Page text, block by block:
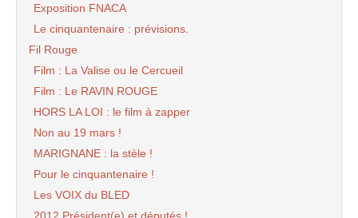
Exposition FNACA
Le cinquantenaire : prévisions.
Fil Rouge
Film : La Valise ou le Cercueil
Film : Le RAVIN ROUGE
HORS LA LOI : le film à zapper
Non au 19 mars !
MARIGNANE : la stèle !
Pour le cinquantenaire !
Les VOIX du BLED
2012 Président(e) et députés !